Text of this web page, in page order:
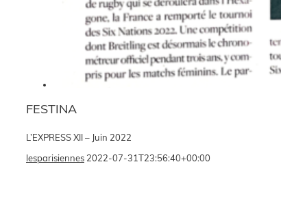
FESTINA
L’EXPRESS XII – Juin 2022
lesparisiennes 2022-07-31T23:56:40+00:00